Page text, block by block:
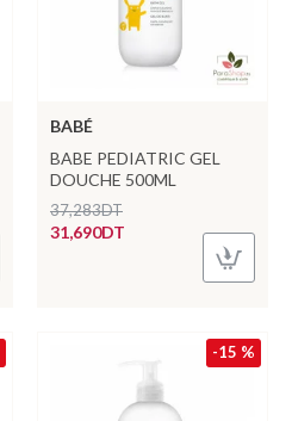
BABÉ
BABE PEDIATRIC GEL
DOUCHE 500ML
31,690DT
37,283DT
-15 %